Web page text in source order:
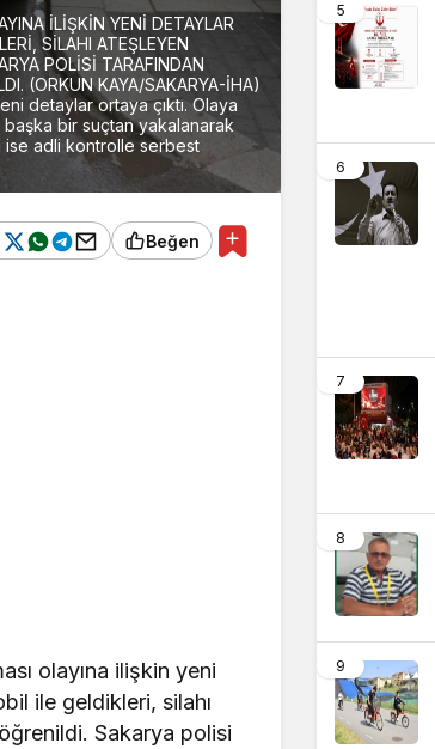
İLİŞKİN YENİ DETAYLAR
SİLAHI ATEŞLEYEN
POLİSİ TARAFINDAN
(ORKUN KAYA/SAKARYA-İHA)
detaylar ortaya çıktı. Olaya
bir suçtan yakalanarak
ise adli kontrolle serbest
Beğen
olayına ilişkin yeni
ile geldikleri, silahı
Sakarya polisi
5
6
7
8
9